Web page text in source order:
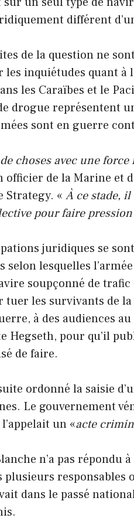
différent
de la question ne
les inquiétudes quant
les Caraïbes et le
drogue représentent
sont en guerre
choses avec une
officier de la Marine et
« À ce stade,
pour faire
juridiques se
lesquelles
soupçonné de
tuer les survivants de
à des audiences
Hegseth, pour qu’il
de faire.
ordonné la saisie
Le gouvernement
un «acte
n’a pas répondu
plusieurs responsables
dans le passé